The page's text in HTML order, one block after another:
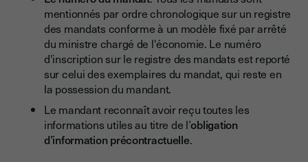
mentionnés par ordre chronologique sur un registre
des mandats conforme à un modèle fixé par arrêté
du ministre chargé de l'économie. Le numéro
d'inscription sur le registre des mandats est reporté
sur celui des exemplaires du mandat, qui reste en
la possession du mandant.
Le mandant reconnaît avoir reçu toutes les
informations utiles au titre de l’obligation
d’information précontractuelle.